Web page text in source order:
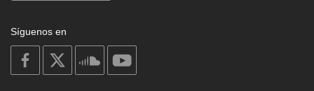
Síguenos en
on
facebook
soundcloud